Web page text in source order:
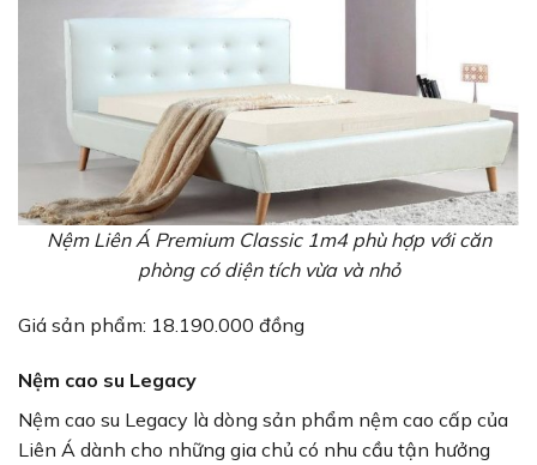
Nệm Liên Á Premium Classic 1m4 phù hợp với căn
phòng có diện tích vừa và nhỏ
Giá sản phẩm: 18.190.000 đồng
Nệm cao su Legacy
Nệm cao su Legacy là dòng sản phẩm nệm cao cấp của
Liên Á dành cho những gia chủ có nhu cầu tận hưởng